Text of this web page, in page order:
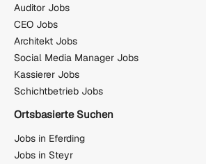
Auditor Jobs
CEO Jobs
Architekt Jobs
Social Media Manager Jobs
Kassierer Jobs
Schichtbetrieb Jobs
Ortsbasierte Suchen
Jobs in Eferding
Jobs in Steyr